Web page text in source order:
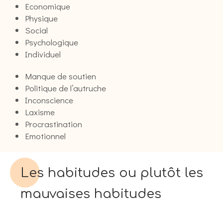
Economique
Physique
Social
Psychologique
Individuel
Manque de soutien
Politique de l’autruche
Inconscience
Laxisme
Procrastination
Emotionnel
Les habitudes ou plutôt les
mauvaises habitudes